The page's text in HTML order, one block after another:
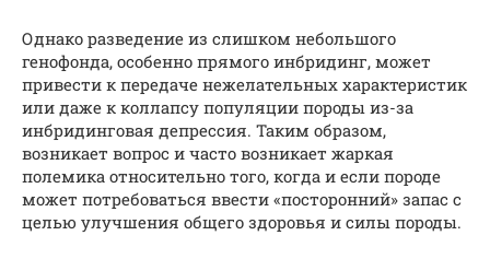
Однако разведение из слишком небольшого
генофонда, особенно прямого инбридинг, может
привести к передаче нежелательных характеристик
или даже к коллапсу популяции породы из-за
инбридинговая депрессия. Таким образом,
возникает вопрос и часто возникает жаркая
полемика относительно того, когда и если породе
может потребоваться ввести «посторонний» запас с
целью улучшения общего здоровья и силы породы.